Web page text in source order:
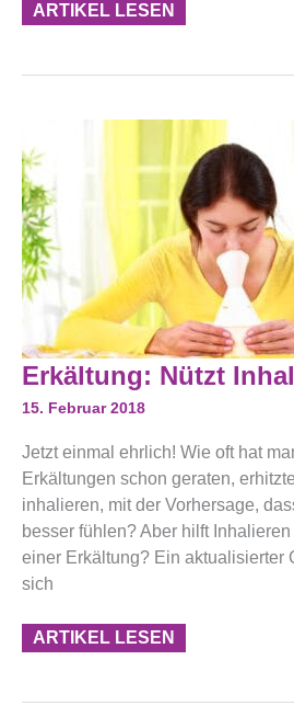
ARTIKEL LESEN
Erkältung: Nützt
15. Februar 2018
Jetzt einmal ehrlich! Wie oft hat
Erkältungen schon geraten,
inhalieren, mit der Vorhersage,
besser fühlen? Aber hilft
einer Erkältung? Ein aktualisierter
sich
Erkältung:
Nützt
Inhalieren?
ARTIKEL LESEN